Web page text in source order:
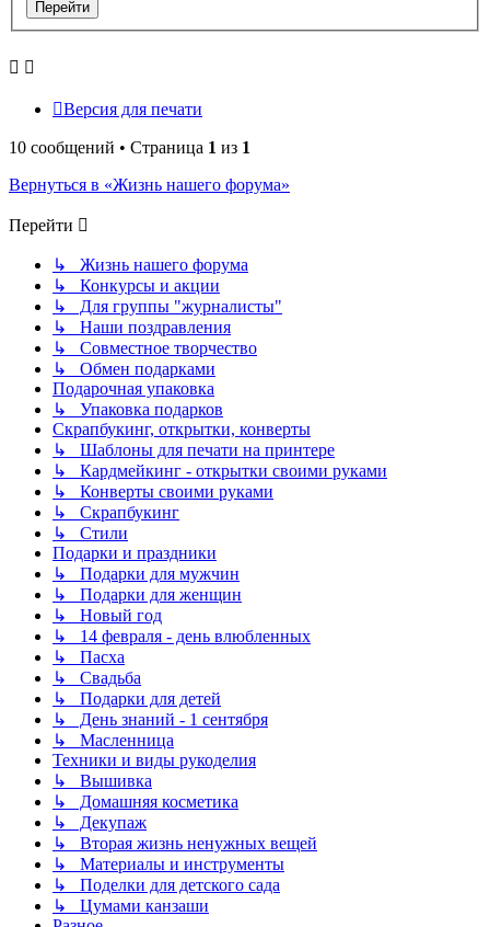
Версия для печати
10 сообщений • Страница 1 из 1
Вернуться в «Жизнь нашего форума»
Перейти
↳ Жизнь нашего форума
↳ Конкурсы и акции
↳ Для группы "журналисты"
↳ Наши поздравления
↳ Совместное творчество
↳ Обмен подарками
Подарочная упаковка
↳ Упаковка подарков
Скрапбукинг, открытки, конверты
↳ Шаблоны для печати на принтере
↳ Кардмейкинг - открытки своими руками
↳ Конверты своими руками
↳ Скрапбукинг
↳ Стили
Подарки и праздники
↳ Подарки для мужчин
↳ Подарки для женщин
↳ Новый год
↳ 14 февраля - день влюбленных
↳ Пасха
↳ Свадьба
↳ Подарки для детей
↳ День знаний - 1 сентября
↳ Масленница
Техники и виды рукоделия
↳ Вышивка
↳ Домашняя косметика
↳ Декупаж
↳ Вторая жизнь ненужных вещей
↳ Материалы и инструменты
↳ Поделки для детского сада
↳ Цумами канзаши